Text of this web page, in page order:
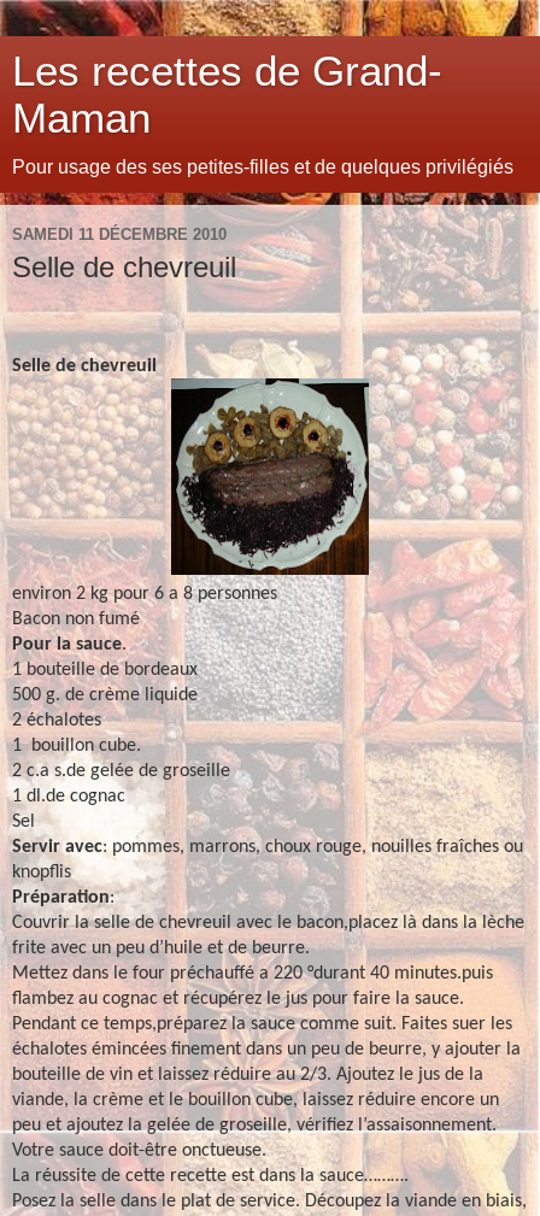
Les recettes de Grand-
Maman
Pour usage des ses petites-filles et de quelques privilégiés
SAMEDI 11 DÉCEMBRE 2010
Selle de chevreuil
Selle de chevreuil
environ 2 kg pour 6 a 8 personnes
Bacon non fumé
Pour la sauce.
1 bouteille de bordeaux
500 g. de crème liquide
2 échalotes
1 bouillon cube.
2 c.a s.de gelée de groseille
1 dl.de cognac
Sel
Servir avec: pommes, marrons, choux rouge, nouilles fraîches ou
knopflis
Préparation:
Couvrir la selle de chevreuil avec le bacon,placez là dans la lèche
frite avec un peu d’huile et de beurre.
Mettez dans le four préchauffé a 220 °durant 40 minutes.puis
flambez au cognac et récupérez le jus pour faire la sauce.
Pendant ce temps,préparez la sauce comme suit. Faites suer les
échalotes émincées finement dans un peu de beurre, y ajouter la
bouteille de vin et laissez réduire au 2/3. Ajoutezle jus de la
viande, la crème et le bouillon cube, laissez réduire encore un
peu et ajoutez la gelée de groseille, vérifiez l’assaisonnement.
Votre sauce doit-être onctueuse.
La réussite de cette recette est dans la sauce……….
Posez la selle dans le plat de service. Découpez la viande en biais,